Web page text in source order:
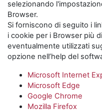
selezionando
Browser.
Si forniscono di seguito i
i cookie per i Browser più
eventualmente utilizzati
opzione nell’help del
Microsoft Internet
Microsoft Edge
Google Chrome
Mozilla Firefox